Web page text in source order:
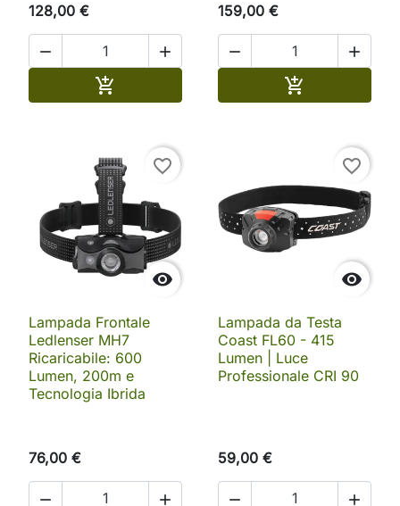
128,00 €
 

159,00 €
 


favorite_border
Lampada Frontale
Ledlenser MH7
Ricaricabile: 600
Lumen, 200m e
Tecnologia Ibrida
76,00 €
 

favorite_border
Lampada da Testa
Coast FL60 - 415
Lumen | Luce
Professionale CRI 90
59,00 €
 